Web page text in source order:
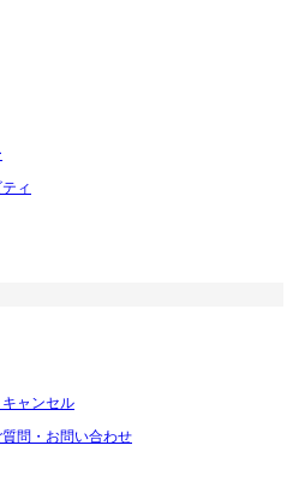
ィ
ャンセル
質問・お問い合わせ